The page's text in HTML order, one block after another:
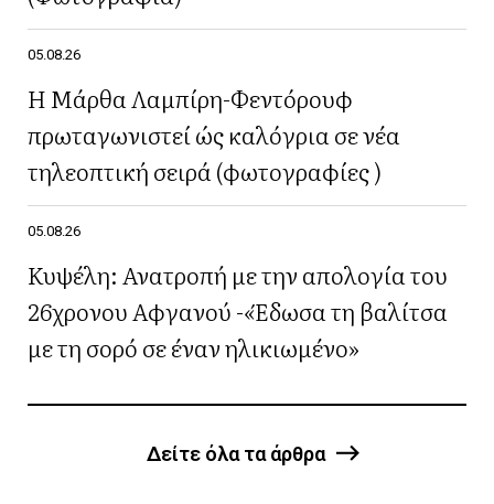
05.08.26
Η Μάρθα Λαμπίρη-Φεντόρουφ
πρωταγωνιστεί ώς καλόγρια σε νέα
τηλεοπτική σειρά (φωτογραφίες )
05.08.26
Κυψέλη: Ανατροπή με την απολογία του
26χρονου Αφγανού -«Έδωσα τη βαλίτσα
με τη σορό σε έναν ηλικιωμένο»
Δείτε όλα τα άρθρα